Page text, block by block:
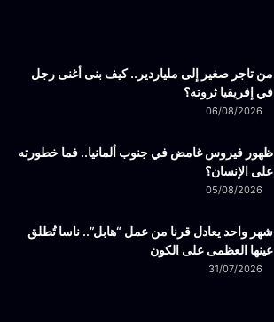
من تاجر صغير إلى ملياردير.. كيف بنى أغنى رجل
في إفريقيا ثروته؟
06/08/2026
ظهور فيروس غامض في جنوب ألمانيا.. فما خطورته
على الإنسان؟
05/08/2026
شهر واحد يعادل قرنا من عمل “هابل”.. ناسا تُطلق
عينها العظمى على الكون
31/07/2026